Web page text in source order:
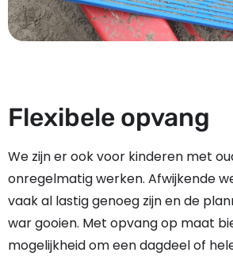
Flexibele opvang
We zijn er ook voor kinderen met
onregelmatig werken. Afwijkende
vaak al lastig genoeg zijn en de
war gooien. Met opvang op maat
mogelijkheid om een dagdeel of